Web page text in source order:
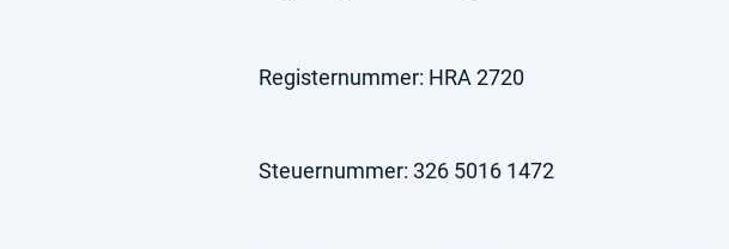
Registernummer: HRA 2720
Steuernummer: 326 5016 1472